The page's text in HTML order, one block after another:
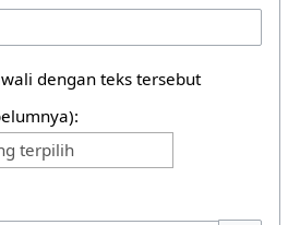
dengan teks tersebut
terpilih